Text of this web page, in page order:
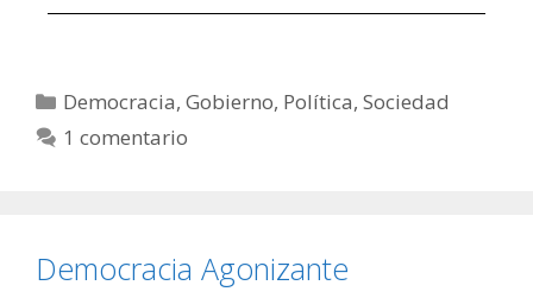
Democracia,Gobierno, Política,Sociedad
1 comentario
Democracia Agonizante